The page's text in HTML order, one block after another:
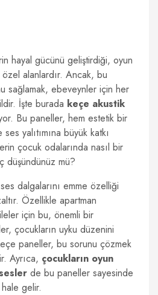
hayal gücünü geliştirdiği, oyun
alanlardır. Ancak, bu
sağlamak, ebeveynler için her
İşte burada keçe akustik
Bu paneller, hem estetik bir
yalıtımına büyük katkı
çocuk odalarında nasıl bir
düşündünüz mü?
dalgalarını emme özelliği
Özellikle apartman
için bu, önemli bir
çocukların uyku düzenini
paneller, bu sorunu çözmek
Ayrıca, çocukların oyun
de bu paneller sayesinde
gelir.